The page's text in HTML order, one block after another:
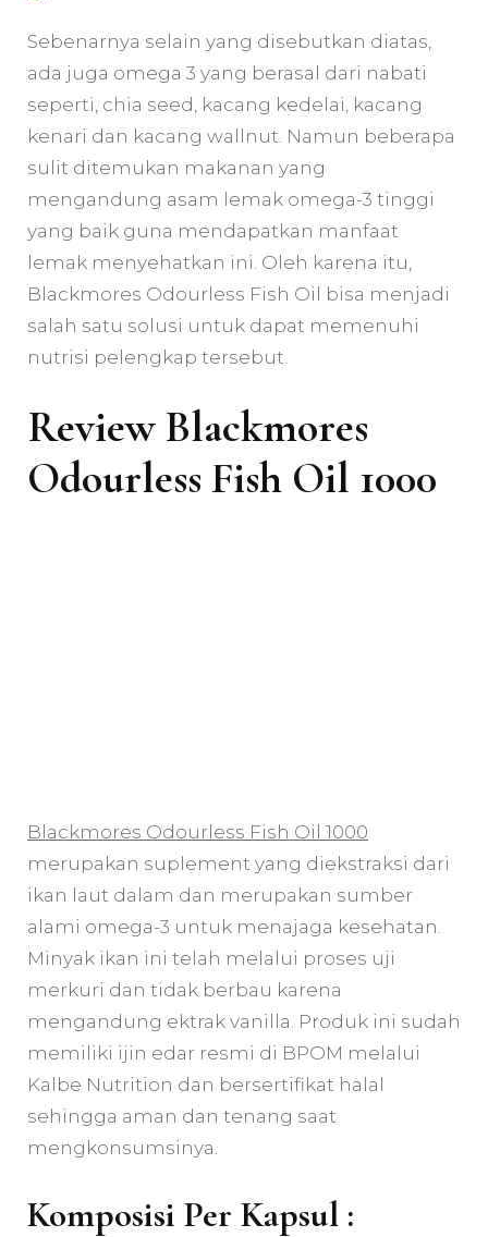
Sebenarnya selain yang disebutkan diatas,
ada juga omega 3 yang berasal dari nabati
seperti, chia seed, kacang kedelai, kacang
kenari dan kacang wallnut. Namun beberapa
sulit ditemukan makanan yang
mengandung asam lemak omega-3 tinggi
yang baik guna mendapatkan manfaat
lemak menyehatkan ini. Oleh karena itu,
Blackmores Odourless Fish Oil bisa menjadi
salah satu solusi untuk dapat memenuhi
nutrisi pelengkap tersebut.
Review Blackmores
Odourless Fish Oil 1000
Blackmores Odourless Fish Oil 1000
merupakan suplement yang diekstraksi dari
ikan laut dalam dan merupakan sumber
alami omega-3 untuk menajaga kesehatan.
Minyak ikan ini telah melalui proses uji
merkuri dan tidak berbau karena
mengandung ektrak vanilla. Produk ini sudah
memiliki ijin edar resmi di BPOM melalui
Kalbe Nutrition dan bersertifikat halal
sehingga aman dan tenang saat
mengkonsumsinya.
Komposisi Per Kapsul :